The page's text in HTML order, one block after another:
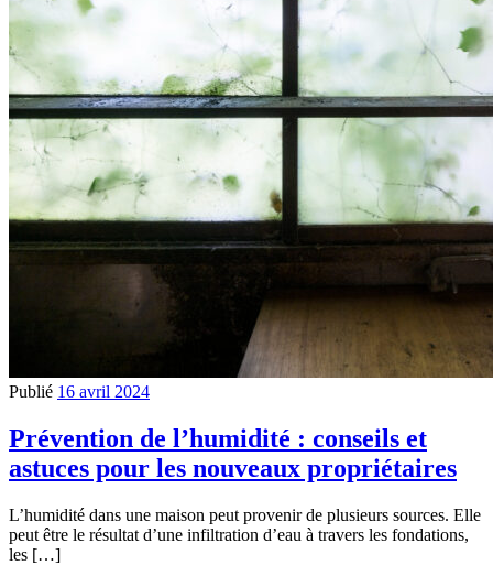
Publié 16 avril 2024
Prévention de l’humidité : conseils et
astuces pour les nouveaux propriétaires
L’humidité dans une maison peut provenir de plusieurs sources. Elle
peut être le résultat d’une infiltration d’eau à travers les fondations,
les […]